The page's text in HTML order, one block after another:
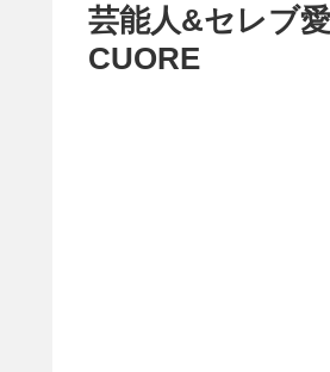
芸能人&セレブ
CUORE